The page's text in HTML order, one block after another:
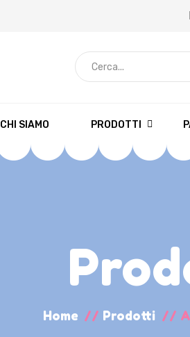
C
CHI SIAMO PRODOTTI
Home // Prodotti //